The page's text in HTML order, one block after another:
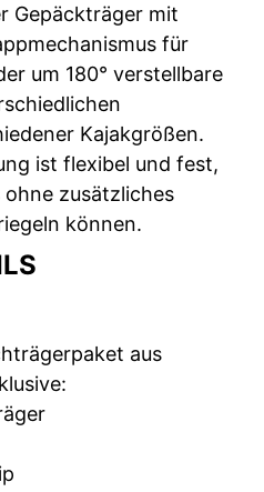
Gepäckträger mit
für
um 180° verstellbare
Kajakgrößen.
ist flexibel und fest,
ohne zusätzliches
können.
aus